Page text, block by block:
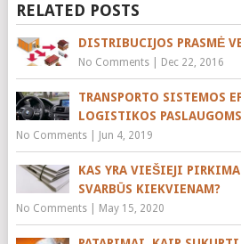
RELATED POSTS
DISTRIBUCIJOS PRASMĖ
No Comments| Dec 22, 2016
TRANSPORTO SISTEMOS
LOGISTIKOS PASLAUGOMS
No Comments| Jun 4, 2019
KAS YRA VIEŠIEJI
SVARBŪS KIEKVIENAM?
No Comments| May 15, 2020